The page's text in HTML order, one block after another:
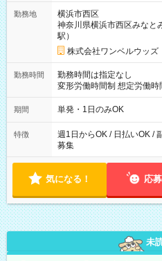
勤務地
横浜市西区
神奈川県横浜市西区みなと
駅）
株式会社ワンベルウッズ
勤務時間
勤務時間は指定なし
変形労働時間制 想定労働時間160時間/月
～21：00
期間 単発・1日のみOK
特徴
週1日からOK / 日払いOK /
募集
気になる！ 応
未